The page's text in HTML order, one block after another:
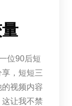
位90后短
，短短三
视频内容
让我不禁